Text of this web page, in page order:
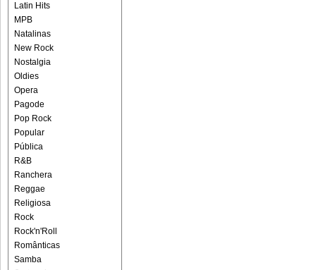
Latin Hits
MPB
Natalinas
New Rock
Nostalgia
Oldies
Opera
Pagode
Pop Rock
Popular
Pública
R&B
Ranchera
Reggae
Religiosa
Rock
Rock'n'Roll
Românticas
Samba